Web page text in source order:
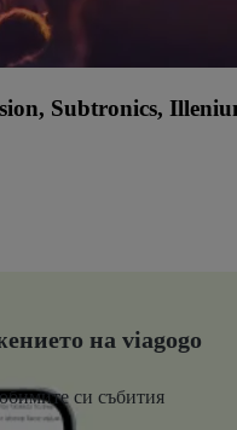
Subtronics,
на viagogo
си събития